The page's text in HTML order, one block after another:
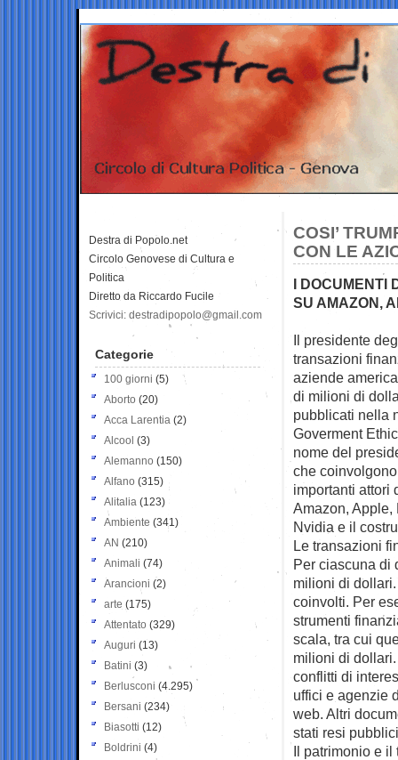
COSI’
CON LE
I DOCUMENTI
SU AMAZON,
Il presidente
transazioni
aziende
di milioni di
pubblicati nella
Goverment
nome del
che
importanti attori
Amazon, Apple,
Nvidia e il
Le transazioni
Per ciascuna di
milioni di
coinvolti. Per
strumenti
scala, tra cui
milioni di
conflitti di
uffici e agenzie
web. Altri
stati resi
Il patrimonio e il
Destra di Popolo.net
Circolo Genovese di Cultura e
Politica
Diretto da Riccardo Fucile
Scrivici: destradipopolo@gmail.com
Categorie
100 giorni (5)
Aborto (20)
Acca Larentia (2)
Alcool (3)
Alemanno (150)
Alfano (315)
Alitalia (123)
Ambiente (341)
AN (210)
Animali (74)
Arancioni (2)
arte (175)
Attentato (329)
Auguri (13)
Batini (3)
Berlusconi (4.295)
Bersani (234)
Biasotti (12)
Boldrini (4)